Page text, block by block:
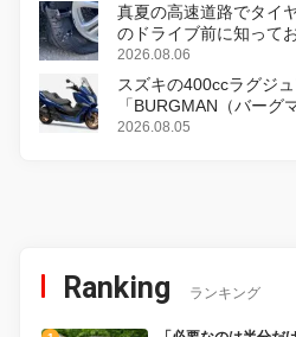
真夏の高速道路でタイ
のドライブ前に知って
2026.08.06
スズキの400ccラグジ
「BURGMAN（バーグ
変更し、8月18日に発売
2026.08.05
Ranking ランキング